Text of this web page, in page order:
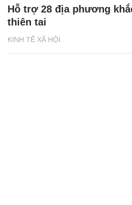
KINH TẾ XÃ HỘI
Hỗ trợ 28 địa phương
thiên tai